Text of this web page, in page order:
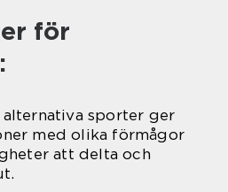
för
sporter ger
med olika förmågor
att delta och